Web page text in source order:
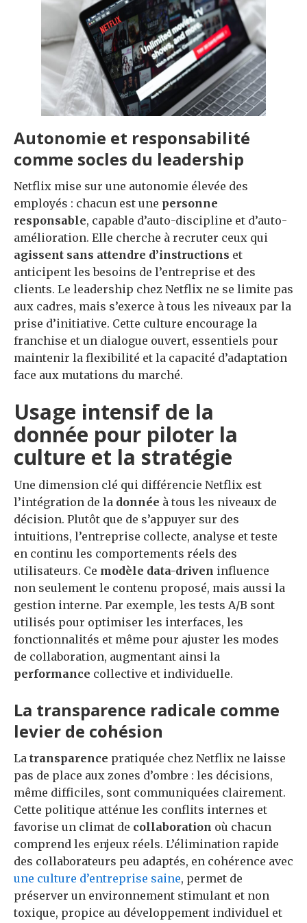
Autonomie et responsabilité
comme socles du leadership
Netflix mise sur une autonomie élevée des
employés : chacun est une personne
responsable, capable d’auto-discipline et d’auto-
amélioration. Elle cherche à recruter ceux qui
agissent sans attendre d’instructions et
anticipent les besoins de l’entreprise et des
clients. Le leadership chez Netflix ne se limite pas
aux cadres, mais s’exerce à tous les niveaux par la
prise d’initiative. Cette culture encourage la
franchise et un dialogue ouvert, essentiels pour
maintenir la flexibilité et la capacité d’adaptation
face aux mutations du marché.
Usage intensif de la
donnée pour piloter la
culture et la stratégie
Une dimension clé qui différencie Netflix est
l’intégration de la donnée à tous les niveaux de
décision. Plutôt que de s’appuyer sur des
intuitions, l’entreprise collecte, analyse et teste
en continu les comportements réels des
utilisateurs. Ce modèle data-driven influence
non seulement le contenu proposé, mais aussi la
gestion interne. Par exemple, les tests A/B sont
utilisés pour optimiser les interfaces, les
fonctionnalités et même pour ajuster les modes
de collaboration, augmentant ainsi la
performance collective et individuelle.
La transparence radicale comme
levier de cohésion
La transparence pratiquée chez Netflix ne laisse
pas de place aux zones d’ombre : les décisions,
même difficiles, sont communiquées clairement.
Cette politique atténue les conflits internes et
favorise un climat de collaboration où chacun
comprend les enjeux réels. L’élimination rapide
des collaborateurs peu adaptés, en cohérence avec
une culture d’entreprise saine, permet de
préserver un environnement stimulant et non
toxique, propice au développement individuel et